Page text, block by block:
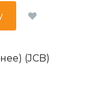
(JCB)